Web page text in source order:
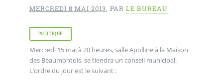
MERCREDI 8 MAI 2013, PAR LE BUREAU
POLITIQUE
Mercredi 15 mai à 20 heures, salle Apolline à la Maison
des Beaumontois, se tiendra un conseil municipal.
L’ordre du jour est le suivant :